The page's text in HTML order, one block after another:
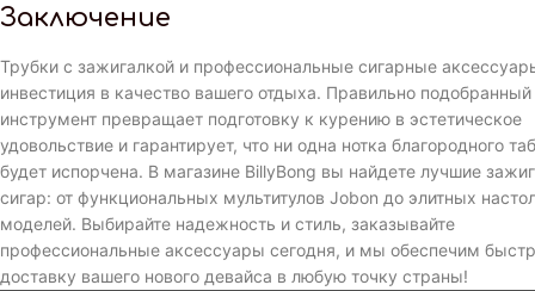
Заключение
Трубки с зажигалкой и профессиональные сигарные
инвестиция в качество вашего отдыха. Правильно подобранный
инструмент превращает подготовку к курению в эстетическое
удовольствие и гарантирует, что ни одна нотка благородного
будет испорчена. В магазине BillyBong вы найдете лучшие
сигар: от функциональных мультитулов Jobon до элитных
моделей. Выбирайте надежность и стиль, заказывайте
профессиональные аксессуары сегодня, и мы обеспечим
доставку вашего нового девайса в любую точку страны!